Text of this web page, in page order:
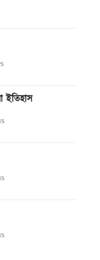
ইতিহাস